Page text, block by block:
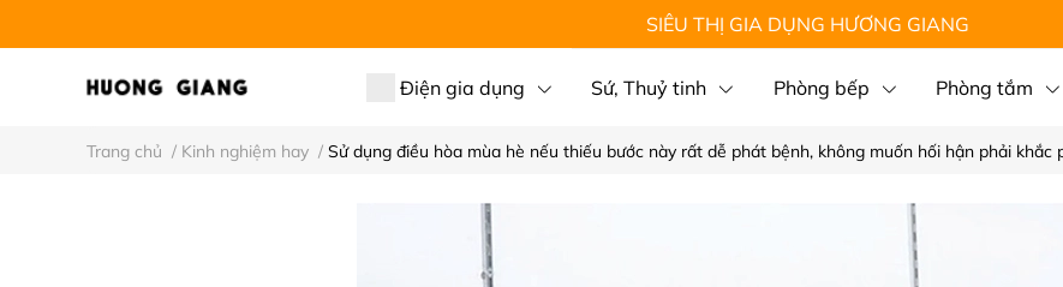
SIÊU THỊ GIA DỤNG HƯƠNG GIANG
Điện gia dụng Sứ, Thuỷ tinh Phòng bếp Phòng tắm
Trang chủ / Kinh nghiệm hay / Sử dụng điều hòa mùa hè nếu thiếu bước này rất dễ phát bệnh, không muốn hối hận phải khắc